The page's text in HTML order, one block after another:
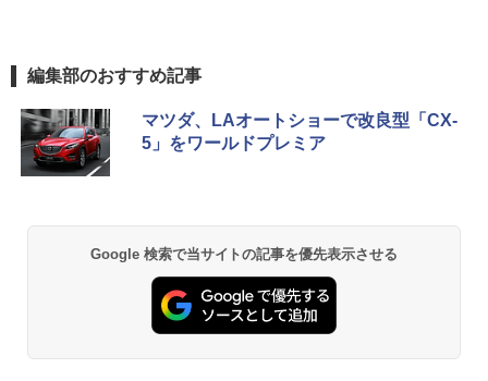
編集部のおすすめ記事
マツダ、LAオートショーで改良型「CX-
5」をワールドプレミア
Google 検索で当サイトの記事を優先表示させる